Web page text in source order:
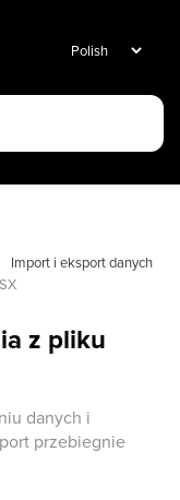
Import i eksport danych
z pliku
danych i
przebiegnie